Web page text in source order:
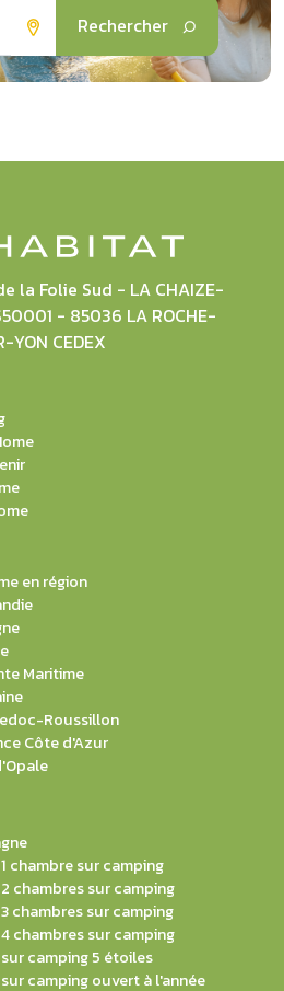
Rechercher
la Folie Sud - LA CHAIZE-
- 85036 LA ROCHE-
YON CEDEX
en région
Maritime
Roussillon
Côte d'Azur
chambre sur camping
chambres sur camping
chambres sur camping
chambres sur camping
camping 5 étoiles
camping ouvert à l'année